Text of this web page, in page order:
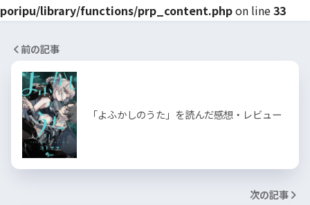
poripu/library/functions/prp_content.phpon line33
前の記事
「よふかしのうた」を読んだ感想・レビュー
次の記事